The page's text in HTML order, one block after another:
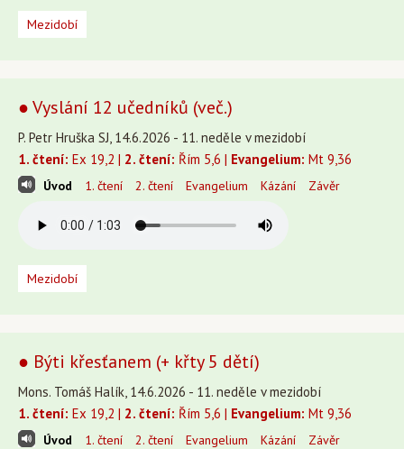
Mezidobí
● Vyslání 12 učedníků (več.)
P. Petr Hruška SJ, 14.6.2026 - 11. neděle v mezidobí
1. čtení: Ex 19,2 | 2. čtení: Řím 5,6 | Evangelium: Mt 9,36
Úvod 1. čtení 2. čtení Evangelium Kázání Závěr
Mezidobí
● Býti křesťanem (+ křty 5 dětí)
Mons. Tomáš Halík, 14.6.2026 - 11. neděle v mezidobí
1. čtení: Ex 19,2 | 2. čtení: Řím 5,6 | Evangelium: Mt 9,36
Úvod 1. čtení 2. čtení Evangelium Kázání Závěr